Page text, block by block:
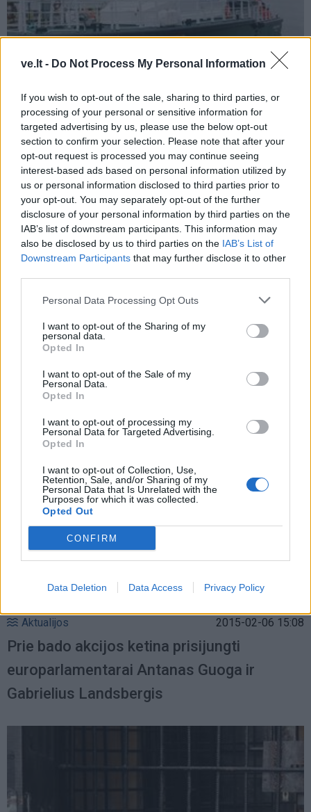
ve.lt - Do Not Process My Personal Information
If you wish to opt-out of the sale, sharing to third parties, or
processing of your personal or sensitive information for
targeted advertising by us, please use the below opt-out
section to confirm your selection. Please note that after your
opt-out request is processed you may continue seeing
interest-based ads based on personal information utilized by
us or personal information disclosed to third parties prior to
your opt-out. You may separately opt-out of the further
disclosure of your personal information by third parties on the
IAB’s list of downstream participants. This information may
also be disclosed by us to third parties on the IAB’s List of
Downstream Participants that may further disclose it to other
Personal Data Processing Opt Outs
I want to opt-out of the Sharing of my
personal data.
Opted In
I want to opt-out of the Sale of my
Personal Data.
Opted In
I want to opt-out of processing my
Personal Data for Targeted Advertising.
Opted In
I want to opt-out of Collection, Use,
Retention, Sale, and/or Sharing of my
Personal Data that Is Unrelated with the
Purposes for which it was collected.
Opted Out
CONFIRM
Data Deletion Data Access Privacy Policy
Klaipėda 2017-02-27 13:41
Bus minimas įvykių Klaipėdos uoste 25-
metis
Kriminalai 2015-09-16 13:12
Kaliniai baigė bado akciją
Aktualijos 2015-02-06 15:08
Prie bado akcijos ketina prisijungti
europarlamentarai Antanas Guoga ir
Gabrielius Landsbergis